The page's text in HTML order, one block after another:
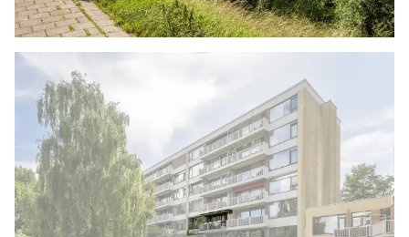
meerdere bij de koper in rekening gebracht.
Indien de koper een notaris kiest buiten een
straal van 20 kilometer van de verkochte
onroerende zaak dan zijn de eventuele kosten
die de notaris berekent voor een eventuele
verkoopvolmacht en legalisatie hiervan ten
behoeve van de verkoper voor rekening van de
koper.
Zelfbewoningsplicht